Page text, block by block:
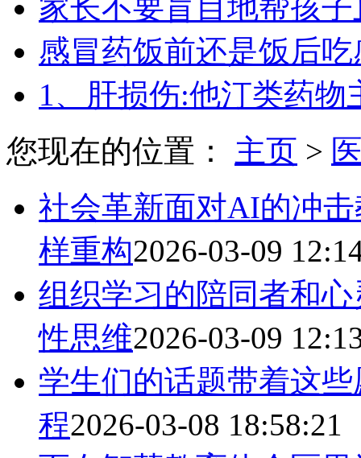
家长不要盲目地帮孩子
感冒药饭前还是饭后吃
1、肝损伤:他汀类药物
您现在的位置： 主页 >
社会革新面对AI的冲
样重构2026-03-09
组织学习的陪同者和
性思维2026-03-09
学生们的话题带着这
程2026-03-08 18:58:21